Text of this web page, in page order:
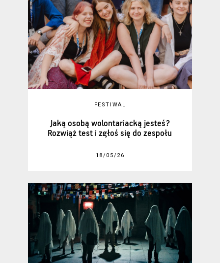
FESTIWAL
Jaką osobą wolontariacką jesteś?
Rozwiąż test i zgłoś się do zespołu
18/05/26